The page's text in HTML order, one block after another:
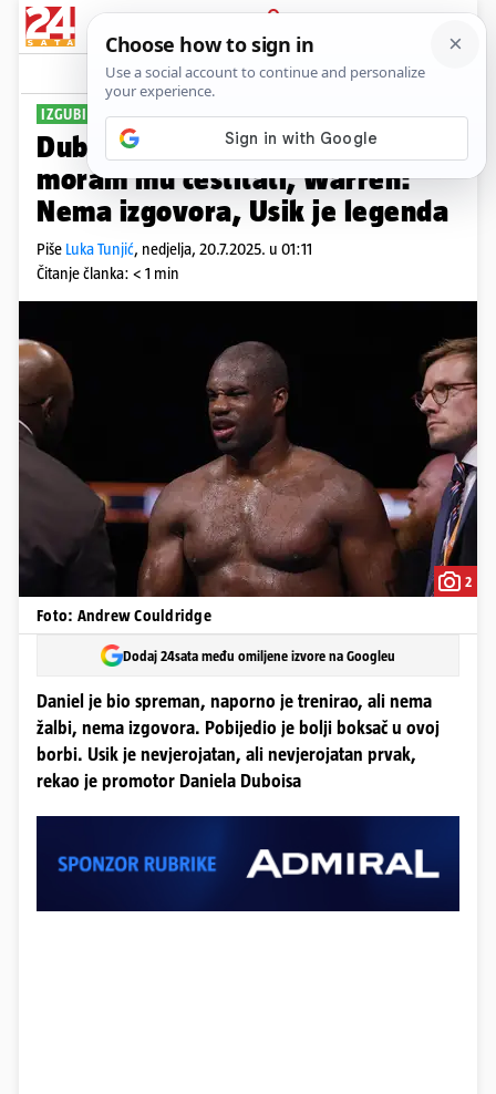
PRIJAVA
Sport Komentari
IZGUBIO TITULU
Dubois: Dao sam sve od sebe i
moram mu čestitati, Warren:
Nema izgovora, Usik je legenda
Piše Luka Tunjić, nedjelja, 20.7.2025. u 01:11
Čitanje članka: < 1 min
2
Foto: Andrew Couldridge
Dodaj 24sata među omiljene izvore na Googleu
Daniel je bio spreman, naporno je trenirao, ali nema
žalbi, nema izgovora. Pobijedio je bolji boksač u ovoj
borbi. Usik je nevjerojatan, ali nevjerojatan prvak,
rekao je promotor Daniela Duboisa